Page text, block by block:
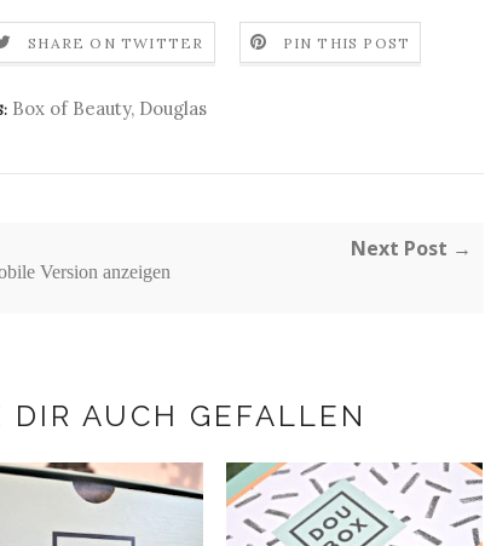
SHARE ON TWITTER PIN THIS POST
Box of Beauty, Douglas
Next Post →
Version anzeigen
DIR AUCH GEFALLEN